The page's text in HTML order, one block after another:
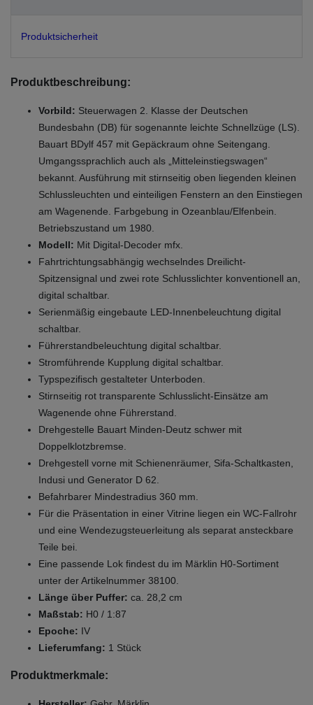
Produktsicherheit
Produktbeschreibung:
Vorbild: Steuerwagen 2. Klasse der Deutschen
Bundesbahn (DB) für sogenannte leichte Schnellzüge (LS).
Bauart BDylf 457 mit Gepäckraum ohne Seitengang.
Umgangssprachlich auch als „Mitteleinstiegswagen“
bekannt. Ausführung mit stirnseitig oben liegenden kleinen
Schlussleuchten und einteiligen Fenstern an den Einstiegen
am Wagenende. Farbgebung in Ozeanblau/Elfenbein.
Betriebszustand um 1980.
Modell: Mit Digital-Decoder mfx.
Fahrtrichtungsabhängig wechselndes Dreilicht-
Spitzensignal und zwei rote Schlusslichter konventionell an,
digital schaltbar.
Serienmäßig eingebaute LED-Innenbeleuchtung digital
schaltbar.
Führerstandbeleuchtung digital schaltbar.
Stromführende Kupplung digital schaltbar.
Typspezifisch gestalteter Unterboden.
Stirnseitig rot transparente Schlusslicht-Einsätze am
Wagenende ohne Führerstand.
Drehgestelle Bauart Minden-Deutz schwer mit
Doppelklotzbremse.
Drehgestell vorne mit Schienenräumer, Sifa-Schaltkasten,
Indusi und Generator D 62.
Befahrbarer Mindestradius 360 mm.
Für die Präsentation in einer Vitrine liegen ein WC-Fallrohr
und eine Wendezugsteuerleitung als separat ansteckbare
Teile bei.
Eine passende Lok findest du im Märklin H0-Sortiment
unter der Artikelnummer 38100.
Länge über Puffer: ca. 28,2 cm
Maßstab: H0 / 1:87
Epoche: IV
Lieferumfang: 1 Stück
Produktmerkmale: